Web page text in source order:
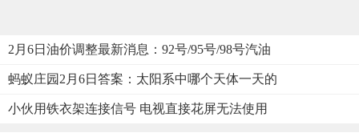
2月6日油价调整最新消息：92号/95号/98号汽油
蚂蚁庄园2月6日答案：太阳系中哪个天体一天的
小伙用铁衣架连接信号 电视直接花屏无法使用